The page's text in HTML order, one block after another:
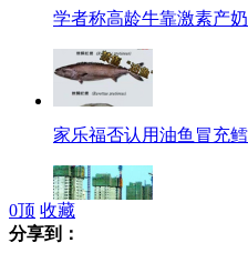
学者称高龄牛靠激素产奶
家乐福否认用油鱼冒充
0顶 收藏
分享到：